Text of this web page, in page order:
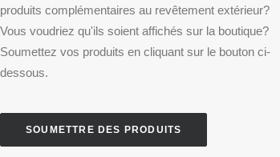
produits complémentaires au revêtement extérieur?
Vous voudriez qu'ils soient affichés sur la boutique?
Soumettez vos produits en cliquant sur le bouton ci-
dessous.
SOUMETTRE DES PRODUITS